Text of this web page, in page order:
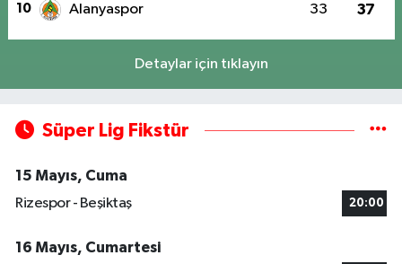
10 Alanyaspor 33 37
Detaylar için tıklayın
Süper Lig Fikstür
15 Mayıs, Cuma
Rizespor - Beşiktaş
20:00
16 Mayıs, Cumartesi